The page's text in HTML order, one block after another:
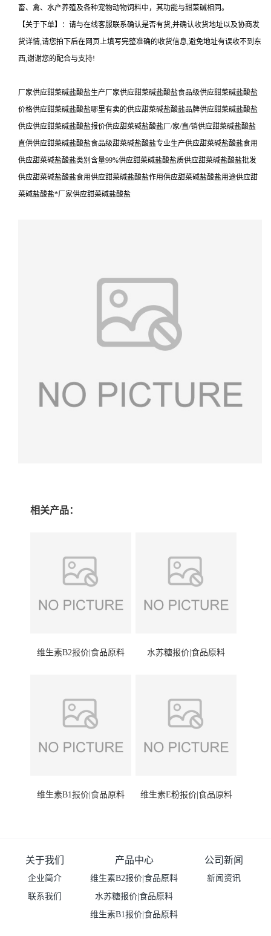
畜、禽、水产养殖及各种宠物动物饲料中，其功能与甜菜碱相同。
【关于下单】：请与在线客服联系确认是否有货,并确认收货地址以及协商发
货详情,请您拍下后在网页上填写完整准确的收货信息,避免地址有误收不到东
西,谢谢您的配合与支持!
厂家供应甜菜碱盐酸盐生产厂家供应甜菜碱盐酸盐食品级供应甜菜碱盐酸盐
价格供应甜菜碱盐酸盐哪里有卖的供应甜菜碱盐酸盐品牌供应甜菜碱盐酸盐
供应供应甜菜碱盐酸盐报价供应甜菜碱盐酸盐厂/家/直/销供应甜菜碱盐酸盐
直供供应甜菜碱盐酸盐食品级甜菜碱盐酸盐专业生产供应甜菜碱盐酸盐食用
供应甜菜碱盐酸盐类别含量99%供应甜菜碱盐酸盐质供应甜菜碱盐酸盐批发
供应甜菜碱盐酸盐食用供应甜菜碱盐酸盐作用供应甜菜碱盐酸盐用途供应甜
菜碱盐酸盐*厂家供应甜菜碱盐酸盐
相关产品：
维生素B2报价|食品原料 水苏糖报价|食品原料
维生素B1报价|食品原料 维生素E粉报价|食品原料
关于我们
企业简介
联系我们
产品中心
维生素B2报价|食品原料
水苏糖报价|食品原料
维生素B1报价|食品原料
公司新闻
新闻资讯